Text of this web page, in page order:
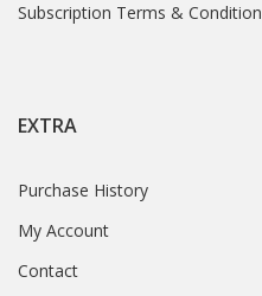
Subscription Terms & Condition
EXTRA
Purchase History
My Account
Contact